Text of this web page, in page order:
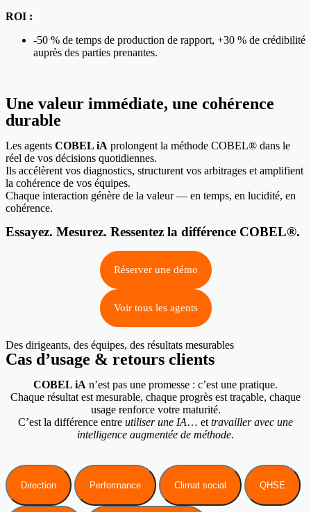
ROI :
-50 % de temps de production de rapport, +30 % de crédibilité
auprès des parties prenantes.
Une valeur immédiate, une cohérence
durable
Les agents COBEL iA prolongent la méthode COBEL® dans le
réel de vos décisions quotidiennes.
Ils accélèrent vos diagnostics, structurent vos arbitrages et amplifient
la cohérence de vos équipes.
Chaque interaction génère de la valeur — en temps, en lucidité, en
cohérence.
Essayez. Mesurez. Ressentez la différence COBEL®.
Réserver une démo
Voir tous les agents
Des dirigeants, des équipes, des résultats mesurables
Cas d’usage & retours clients
COBEL iA n’est pas une promesse : c’est une pratique.
Chaque résultat est mesurable, chaque progrès est traçable, chaque
usage renforce votre maturité.
C’est la différence entre utiliser une IA… ettravailler avec une
intelligence augmentée de méthode.
Direction Performance Climat social QHSE